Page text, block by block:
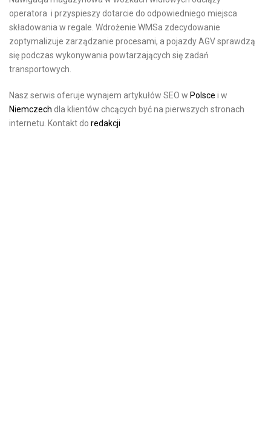
operatora i przyspieszy dotarcie do odpowiedniego miejsca
składowania w regale. Wdrożenie WMSa zdecydowanie
zoptymalizuje zarządzanie procesami, a pojazdy AGV sprawdzą
się podczas wykonywania powtarzających się zadań
transportowych.
Nasz serwis oferuje wynajem artykułów SEO w Polsce i w
Niemczech dla klientów chcących być na pierwszych stronach
internetu. Kontakt do redakcji